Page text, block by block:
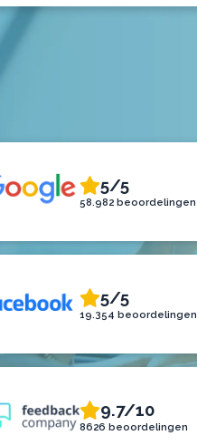
5/5
58.982 beoordelingen
5/5
19.354 beoordelingen
9.7/10
8626 beoordelingen